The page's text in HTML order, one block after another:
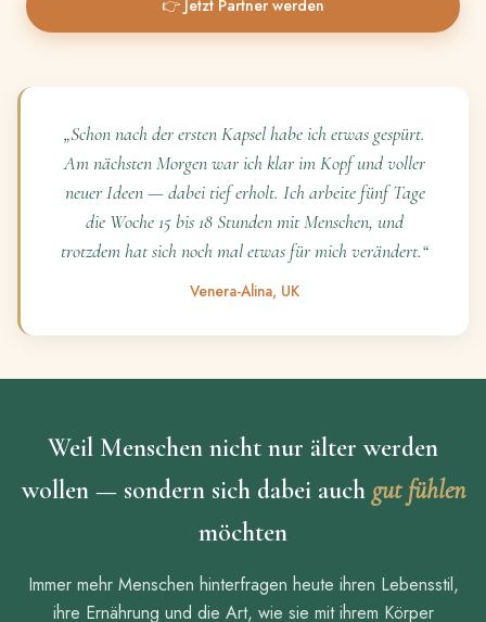
👉 Jetzt Partner werden
„Schon nach der ersten Kapsel habe ich etwas gespürt.
Am nächsten Morgen war ich klar im Kopf und voller
neuer Ideen — dabei tief erholt. Ich arbeite fünf Tage
die Woche 15 bis 18 Stunden mit Menschen, und
trotzdem hat sich noch mal etwas für mich verändert.“
Venera-Alina, UK
Weil Menschen nicht nur älter werden
wollen — sondern sich dabei auch gut fühlen
möchten
Immer mehr Menschen hinterfragen heute ihren Lebensstil,
ihre Ernährung und die Art, wie sie mit ihrem Körper